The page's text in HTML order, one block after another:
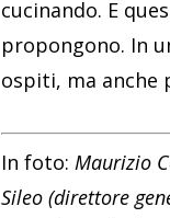
cucinando. E
propongono. In
ospiti, ma anche
In foto: Maurizio
Sileo (direttore